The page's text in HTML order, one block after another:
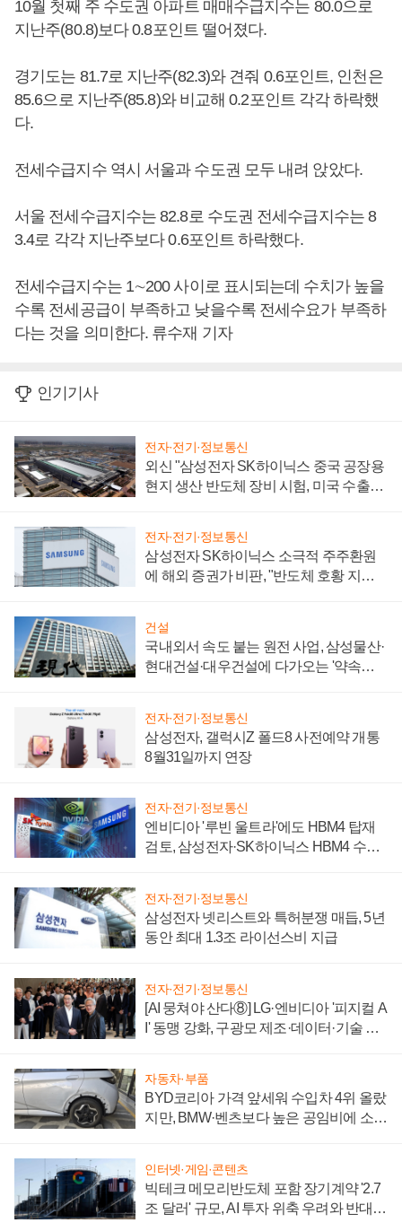
10월 첫째 주 수도권 아파트 매매수급지수는 80.0으로
지난주(80.8)보다 0.8포인트 떨어졌다.
경기도는 81.7로 지난주(82.3)와 견줘 0.6포인트, 인천은
85.6으로 지난주(85.8)와 비교해 0.2포인트 각각 하락했
다.
전세수급지수 역시 서울과 수도권 모두 내려 앉았다.
서울 전세수급지수는 82.8로 수도권 전세수급지수는 8
3.4로 각각 지난주보다 0.6포인트 하락했다.
전세수급지수는 1∼200 사이로 표시되는데 수치가 높을
수록 전세공급이 부족하고 낮을수록 전세수요가 부족하
다는 것을 의미한다. 류수재 기자
인기기사
전자·전기·정보통신
외신 "삼성전자 SK하이닉스 중국 공장용
현지 생산 반도체 장비 시험, 미국 수출통
전자·전기·정보통신
삼성전자 SK하이닉스 소극적 주주환원
에 해외 증권가 비판, "반도체 호황 지속
건설
국내외서 속도 붙는 원전 사업, 삼성물산·
현대건설·대우건설에 다가오는 '약속의
전자·전기·정보통신
삼성전자, 갤럭시Z 폴드8 사전예약 개통
8월31일까지 연장
전자·전기·정보통신
엔비디아 '루빈 울트라'에도 HBM4 탑재
검토, 삼성전자·SK하이닉스 HBM4 수율
전자·전기·정보통신
삼성전자 넷리스트와 특허분쟁 매듭, 5년
동안 최대 1.3조 라이선스비 지급
전자·전기·정보통신
[AI 뭉쳐야 산다⑧] LG·엔비디아 '피지컬 A
I' 동맹 강화, 구광모 제조·데이터·기술 결
자동차·부품
BYD코리아 가격 앞세워 수입차 4위 올랐
지만, BMW·벤츠보다 높은 공임비에 소비
인터넷·게임·콘텐츠
빅테크 메모리반도체 포함 장기계약 '2.7
조 달러' 규모, AI 투자 위축 우려와 반대